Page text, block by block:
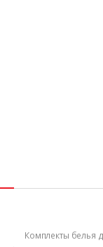
Комплекты белья